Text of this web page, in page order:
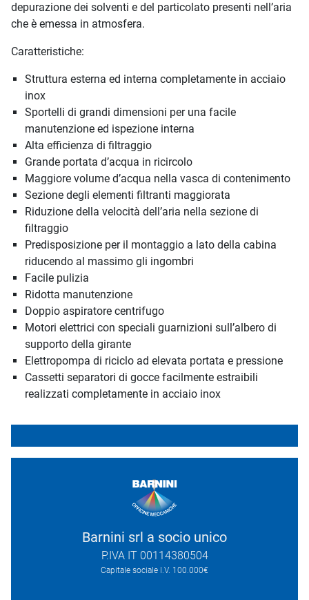
depurazione dei solventi e del particolato presenti nell’aria
che è emessa in atmosfera.
Caratteristiche:
Struttura esterna ed interna completamente in acciaio
inox
Sportelli di grandi dimensioni per una facile
manutenzione ed ispezione interna
Alta efficienza di filtraggio
Grande portata d’acqua in ricircolo
Maggiore volume d’acqua nella vasca di contenimento
Sezione degli elementi filtranti maggiorata
Riduzione della velocità dell’aria nella sezione di
filtraggio
Predisposizione per il montaggio a lato della cabina
riducendo al massimo gli ingombri
Facile pulizia
Ridotta manutenzione
Doppio aspiratore centrifugo
Motori elettrici con speciali guarnizioni sull’albero di
supporto della girante
Elettropompa di riciclo ad elevata portata e pressione
Cassetti separatori di gocce facilmente estraibili
realizzati completamente in acciaio inox
Barnini srl a socio unico
P.IVA IT 00114380504
Capitale sociale I.V. 100.000€